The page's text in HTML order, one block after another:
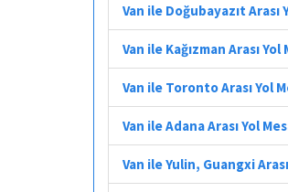
Van ile Doğubayazıt
Van ile Kağızman Arası
Van ile Toronto Arası Yol
Van ile Adana Arası Yol
Van ile Yulin, Guangxi